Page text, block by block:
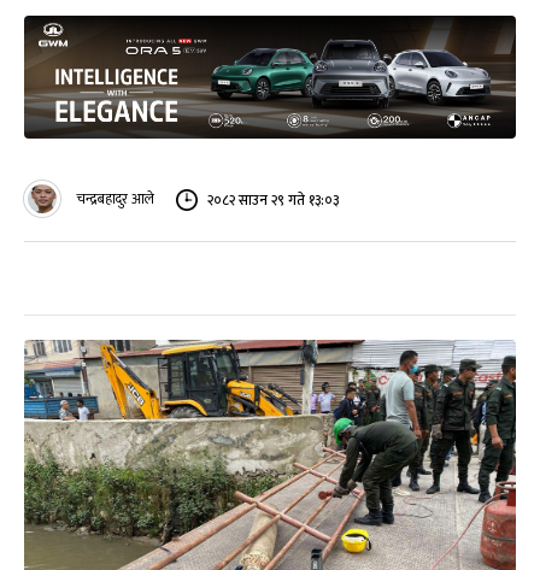
चन्द्रबहादुर आले २०८२ साउन २९ गते १३:०३